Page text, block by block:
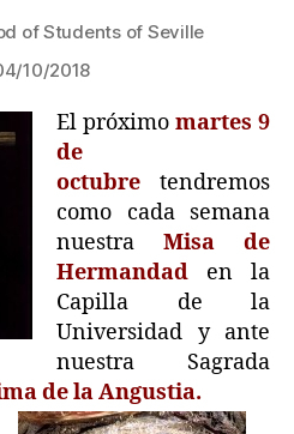
of Students of Seville
10/2018
El próximo martes 9
de
octubre tendremos
como cada semana
nuestra Misa de
Hermandad en la
Capilla de la
Universidad y ante
nuestra Sagrada
de la Angustia.